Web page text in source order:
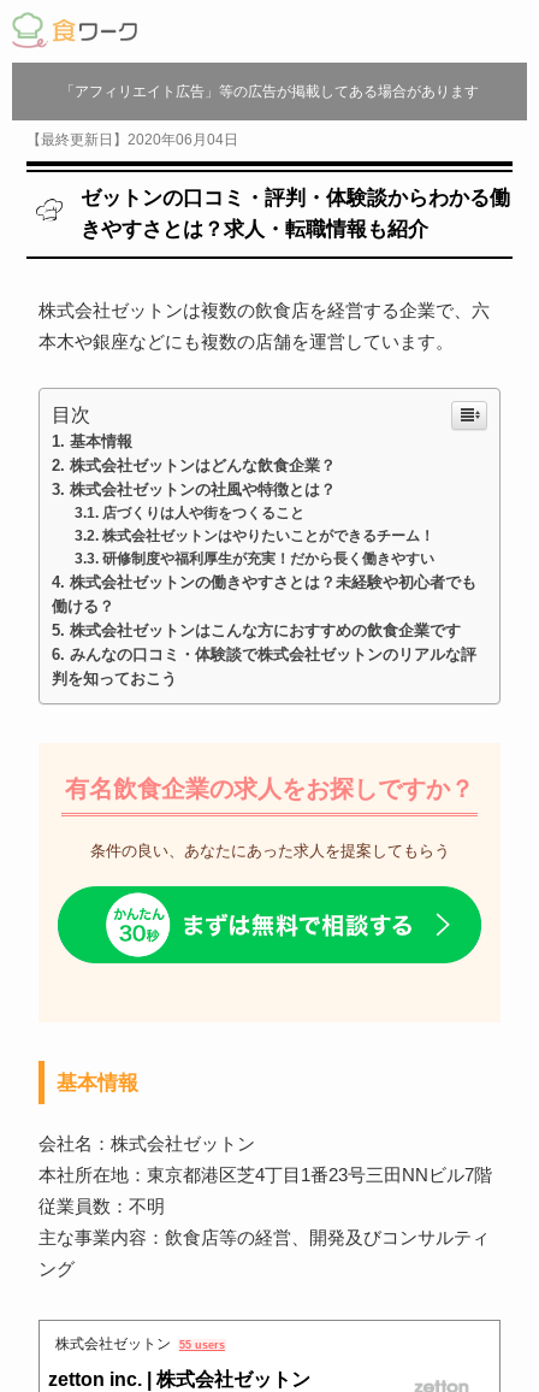
「アフィリエイト広告」等の広告が掲載してある場合があります
【最終更新日】2020年06月04日
ゼットンの口コミ・評判・体験談からわかる働
きやすさとは？求人・転職情報も紹介
株式会社ゼットンは複数の飲食店を経営する企業で、六
本木や銀座などにも複数の店舗を運営しています。
目次
基本情報
株式会社ゼットンはどんな飲食企業？
株式会社ゼットンの社風や特徴とは？
店づくりは人や街をつくること
株式会社ゼットンはやりたいことができるチーム！
研修制度や福利厚生が充実！だから長く働きやすい
株式会社ゼットンの働きやすさとは？未経験や初心者でも
働ける？
株式会社ゼットンはこんな方におすすめの飲食企業です
みんなの口コミ・体験談で株式会社ゼットンのリアルな評
判を知っておこう
有名飲食企業の求人をお探しですか？
条件の良い、あなたにあった求人を提案してもらう
基本情報
会社名：株式会社ゼットン
本社所在地：東京都港区芝4丁目1番23号三田NNビル7階
従業員数：不明
主な事業内容：飲食店等の経営、開発及びコンサルティ
ング
株式会社ゼットン 55 users
zetton inc. | 株式会社ゼットン